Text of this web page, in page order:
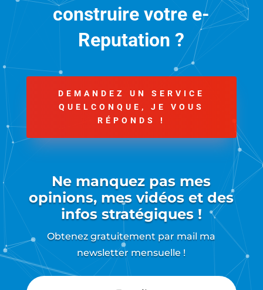
construire votre e-
Reputation ?
DEMANDEZ UN SERVICE
QUELCONQUE, JE VOUS
RÉPONDS !
Ne manquez pas mes
opinions, mes vidéos et des
infos stratégiques !
Obtenez gratuitement par mail ma
newsletter mensuelle !